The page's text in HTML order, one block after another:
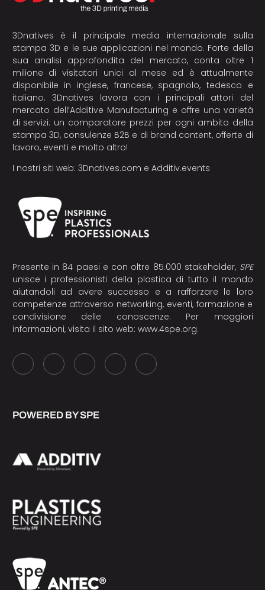
3Dnatives è il principale media internazionale sulla
stampa 3D e le sue applicazioni nel mondo. Forte della
sua analisi approfondita del mercato, conta oltre 1
milione di visitatori unici al mese ed è attualmente
disponibile in inglese, francese, spagnolo, tedesco e
italiano. 3Dnatives lavora con i principali attori del
mercato dell’Additive Manufacturing e offre una varietà
di servizi: un comparatore prezzi per ogni ambito della
stampa 3D, consulenze B2B e di brand content, offerte di
lavoro, eventi e molto altro!
I nostri siti web: 3Dnatives.com e Additiv.events
Presente in 84 paesi e con oltre 85.000 stakeholder, SPE
unisce i professionisti della plastica di tutto il mondo
aiutandoli ad avere successo e a rafforzare le loro
competenze attraverso networking, eventi, formazione e
condivisione delle conoscenze. Per maggiori
informazioni, visita il sito web: www.4spe.org.
POWERED BY SPE